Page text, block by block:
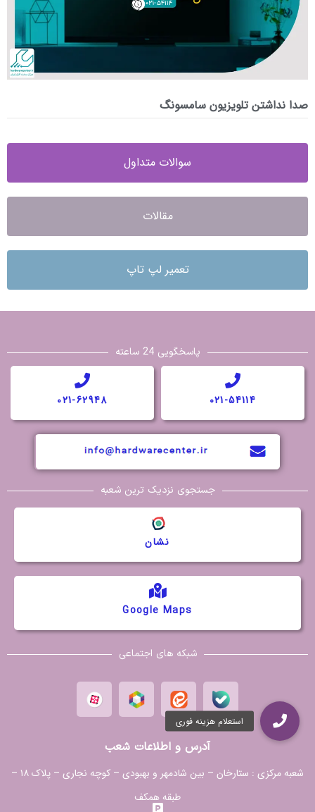
صدا نداشتن تلویزیون سامسونگ
سوالات متداول
مقالات
تعمیر لپ تاپ
آدرس و اطلاعات شعب
شعبه مرکزی :
ستارخان – بین شادمهر و بهبودی – کوچه نجاری – پلاک ۱۸ –
طبقه همکف
پاسخگویی 24 ساعته
021-54114
021-62948
جستجوی نزدیک ترین شعبه
Google Maps
نشان
شبکه های اجتماعی